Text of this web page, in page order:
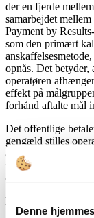
Denne
der en fjerde
samarbejdet
Payment by
som den primært
opnås. Det
operatøren
effekt på
forhånd aftalte mål
Det offentlige
gengæld stilles
anvendes til at
indsatser flyttes
operatøren med
Litteraturliste